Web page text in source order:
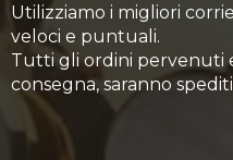
Utilizziamo i migliori
veloci e puntuali.
Tutti gli ordini pervenuti
consegna, saranno